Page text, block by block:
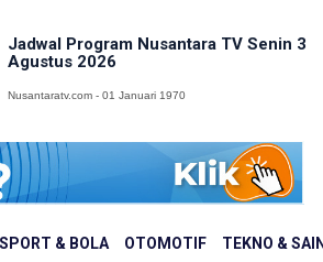
SPORT & BOLA OTOMOTIF TEKNO &
Jadwal Program Nusantara TV Senin 3
Agustus 2026
Nusantaratv.com - 01 Januari 1970
Jadwal Program Nusantara TV Minggu
2 Agustus 2026
Nusantaratv.com - 01 Januari 1970